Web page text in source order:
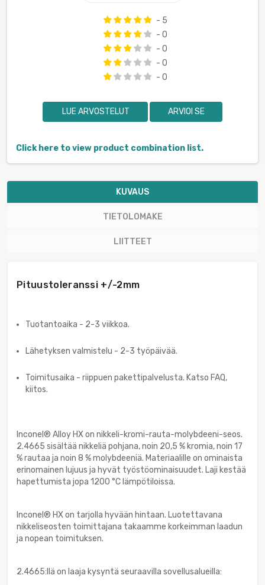
- 5
- 0
- 0
- 0
- 0
LUE ARVOSTELUT ARVIOI SE
Click here to view product combination list.
KUVAUS
TIETOLOMAKE
LIITTEET
Pituustoleranssi +/-2mm
Tuotantoaika - 2-3 viikkoa.
Lähetyksen valmistelu - 2-3 työpäivää.
Toimitusaika - riippuen pakettipalvelusta. Katso FAQ,
kiitos.
Inconel® Alloy HX on nikkeli-kromi-rauta-molybdeeni-seos.
2.4665 sisältää nikkeliä pohjana, noin 20,5 % kromia, noin 17
% rautaa ja noin 8 % molybdeeniä. Materiaalille on ominaista
erinomainen lujuus ja hyvät työstöominaisuudet. Laji kestää
hapettumista jopa 1200 °C lämpötiloissa.
Inconel® HX on tarjolla hyvään hintaan. Luotettavana
nikkeliseosten toimittajana takaamme korkeimman laadun
ja nopean toimituksen.
2.4665:llä on laaja kysyntä seuraavilla sovellusalueilla: